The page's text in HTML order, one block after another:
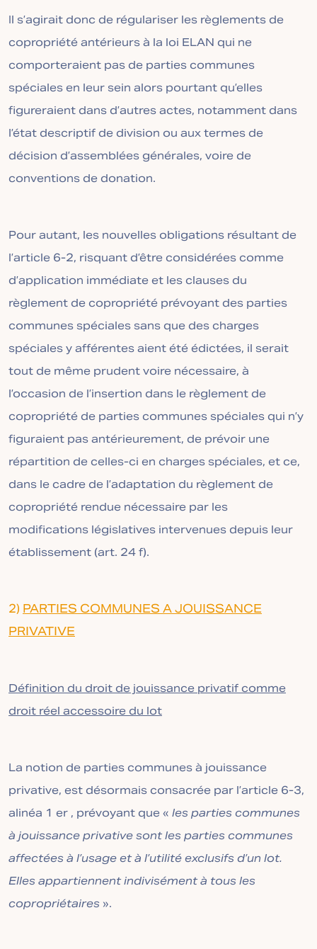
Il s’agirait donc de régulariser les règlements de
copropriété antérieurs à la loi ELAN qui ne
comporteraient pas de parties communes
spéciales en leur sein alors pourtant qu’elles
figureraient dans d’autres actes, notamment dans
l’état descriptif de division ou aux termes de
décision d’assemblées générales, voire de
conventions de donation.
Pour autant, les nouvelles obligations résultant de
l’article 6-2, risquant d’être considérées comme
d’application immédiate et les clauses du
règlement de copropriété prévoyant des parties
communes spéciales sans que des charges
spéciales y afférentes aient été édictées, il serait
tout de même prudent voire nécessaire, à
l’occasion de l’insertion dans le règlement de
copropriété de parties communes spéciales qui n’y
figuraient pas antérieurement, de prévoir une
répartition de celles-ci en charges spéciales, et ce,
dans le cadre de l’adaptation du règlement de
copropriété rendue nécessaire par les
modifications législatives intervenues depuis leur
établissement (art. 24 f).
2)PARTIES COMMUNES A JOUISSANCE
PRIVATIVE
Définition du droit de jouissance privatif comme
droit réel accessoire du lot
La notion de parties communes à jouissance
privative, est désormais consacrée par l’article 6-3,
alinéa 1 er , prévoyant que «les parties communes
à jouissance privative sont les parties communes
affectées à l’usage et à l’utilité exclusifs d’un lot.
Elles appartiennent indivisément à tous les
copropriétaires».